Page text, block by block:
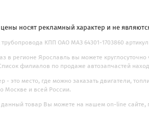
носят рекламный характер и не
КПП ОАО МАЗ 64301-1703860
в регионе Ярославль вы можете
филиалов по продаже автозапчастей
- это место, где можно заказать двигатели,
Москве и всей России.
данный товар Вы можете на нашем on-line сайте,